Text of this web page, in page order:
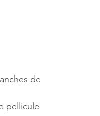
de
pellicule